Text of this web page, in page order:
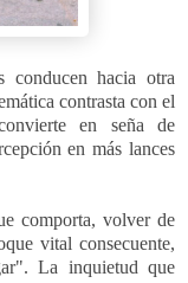
hacia otra
contrasta con el
en seña de
en más lances
comporta, volver de
vital consecuente,
La inquietud que